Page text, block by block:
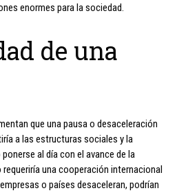
enormes para la sociedad.
de una
que una pausa o desaceleración
a las estructuras sociales y la
al día con el avance de la
una cooperación internacional
o países desaceleran, podrían